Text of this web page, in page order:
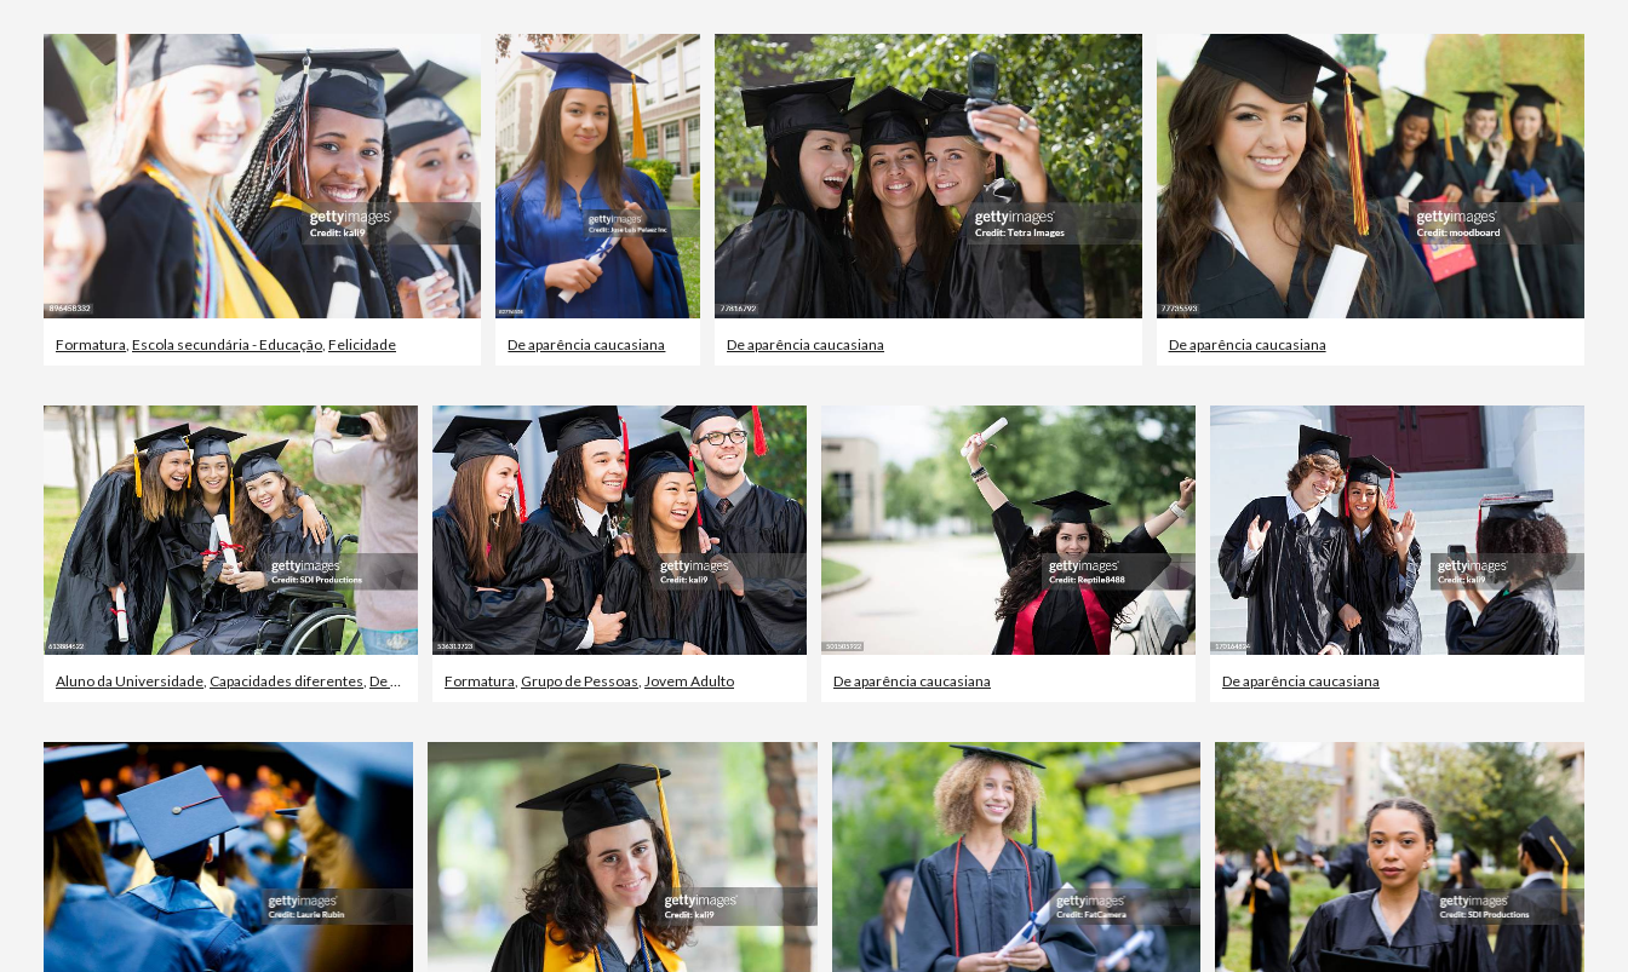
Formatura, Escola secundária - Educação, Felicidade De aparência caucasiana De aparência caucasiana De aparência caucasiana
Aluno da Universidade, Capacidades diferentes, De aparência caucasiana Formatura, Grupo de Pessoas, Jovem Adulto De aparência caucasiana De aparência caucasiana